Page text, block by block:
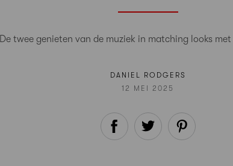
De twee genieten van de muziek in matching looks
DANIEL RODGERS
12 MEI 2025